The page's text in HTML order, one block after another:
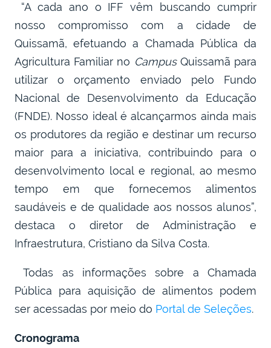
“A cada ano o IFF vêm buscando cumprir
nosso compromisso com a cidade de
Quissamã, efetuando a Chamada Pública da
Agricultura Familiar no CampusQuissamã para
utilizar o orçamento enviado pelo Fundo
Nacional de Desenvolvimento da Educação
(FNDE). Nosso ideal é alcançarmos ainda mais
os produtores da região e destinar um recurso
maior para a iniciativa, contribuindo para o
desenvolvimento local e regional, ao mesmo
tempo em que fornecemos alimentos
saudáveis e de qualidade aos nossos alunos”,
destaca o diretor de Administração e
Infraestrutura, Cristiano da Silva Costa.
Todas as informações sobre a Chamada
Pública para aquisição de alimentos podem
ser acessadas por meio do Portal de Seleções.
Cronograma